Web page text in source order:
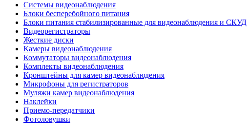
Системы видеонаблюдения
Блоки бесперебойного питания
Блоки питания стабилизированные для видеонаблюдения и СКУД
Видеорегистраторы
Жесткие диски
Камеры видеонаблюдения
Коммутаторы видеонаблюдения
Комплекты видеонаблюдения
Кронштейны для камер видеонаблюдения
Микрофоны для регистраторов
Муляжи камер видеонаблюдения
Наклейки
Приемо-передатчики
Фотоловушки